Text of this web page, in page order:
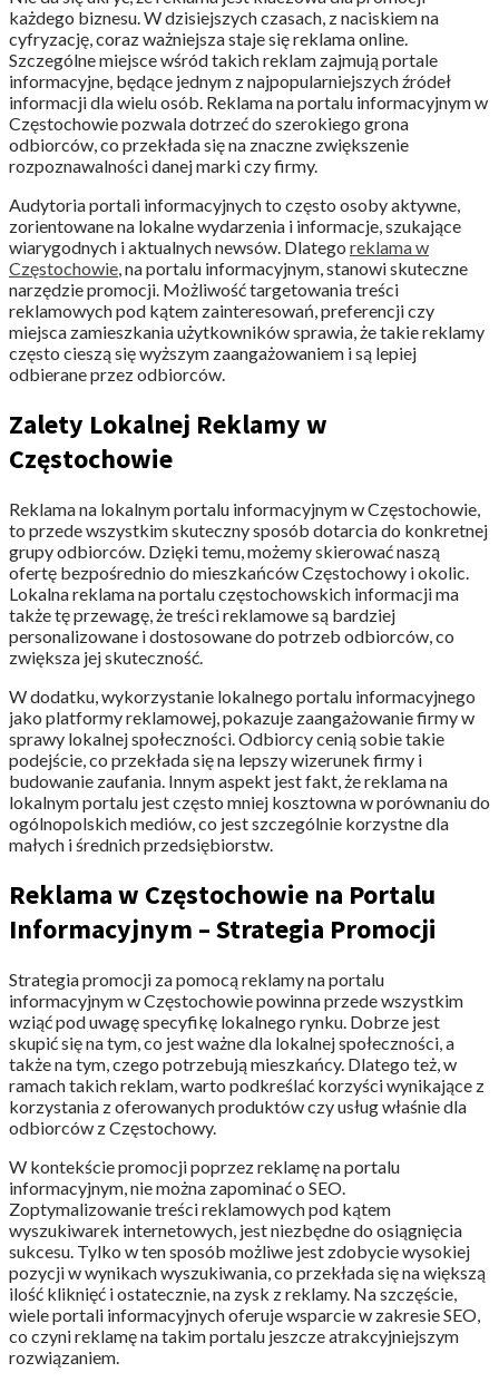
każdego biznesu. W dzisiejszych czasach, z naciskiem na
cyfryzację, coraz ważniejsza staje się reklama online.
Szczególne miejsce wśród takich reklam zajmują portale
informacyjne, będące jednym z najpopularniejszych źródeł
informacji dla wielu osób. Reklama na portalu informacyjnym w
Częstochowie pozwala dotrzeć do szerokiego grona
odbiorców, co przekłada się na znaczne zwiększenie
rozpoznawalności danej marki czy firmy.
Audytoria portali informacyjnych to często osoby aktywne,
zorientowane na lokalne wydarzenia i informacje, szukające
wiarygodnych i aktualnych newsów. Dlatego reklama w
Częstochowie, na portalu informacyjnym, stanowi skuteczne
narzędzie promocji. Możliwość targetowania treści
reklamowych pod kątem zainteresowań, preferencji czy
miejsca zamieszkania użytkowników sprawia, że takie reklamy
często cieszą się wyższym zaangażowaniem i są lepiej
odbierane przez odbiorców.
Zalety Lokalnej Reklamy w
Częstochowie
Reklama na lokalnym portalu informacyjnym w Częstochowie,
to przede wszystkim skuteczny sposób dotarcia do konkretnej
grupy odbiorców. Dzięki temu, możemy skierować naszą
ofertę bezpośrednio do mieszkańców Częstochowy i okolic.
Lokalna reklama na portalu częstochowskich informacji ma
także tę przewagę, że treści reklamowe są bardziej
personalizowane i dostosowane do potrzeb odbiorców, co
zwiększa jej skuteczność.
W dodatku, wykorzystanie lokalnego portalu informacyjnego
jako platformy reklamowej, pokazuje zaangażowanie firmy w
sprawy lokalnej społeczności. Odbiorcy cenią sobie takie
podejście, co przekłada się na lepszy wizerunek firmy i
budowanie zaufania. Innym aspekt jest fakt, że reklama na
lokalnym portalu jest często mniej kosztowna w porównaniu do
ogólnopolskich mediów, co jest szczególnie korzystne dla
małych i średnich przedsiębiorstw.
Reklama w Częstochowie na Portalu
Informacyjnym – Strategia Promocji
Strategia promocji za pomocą reklamy na portalu
informacyjnym w Częstochowie powinna przede wszystkim
wziąć pod uwagę specyfikę lokalnego rynku. Dobrze jest
skupić się na tym, co jest ważne dla lokalnej społeczności, a
także na tym, czego potrzebują mieszkańcy. Dlatego też, w
ramach takich reklam, warto podkreślać korzyści wynikające z
korzystania z oferowanych produktów czy usług właśnie dla
odbiorców z Częstochowy.
W kontekście promocji poprzez reklamę na portalu
informacyjnym, nie można zapominać o SEO.
Zoptymalizowanie treści reklamowych pod kątem
wyszukiwarek internetowych, jest niezbędne do osiągnięcia
sukcesu. Tylko w ten sposób możliwe jest zdobycie wysokiej
pozycji w wynikach wyszukiwania, co przekłada się na większą
ilość kliknięć i ostatecznie, na zysk z reklamy. Na szczęście,
wiele portali informacyjnych oferuje wsparcie w zakresie SEO,
co czyni reklamę na takim portalu jeszcze atrakcyjniejszym
rozwiązaniem.